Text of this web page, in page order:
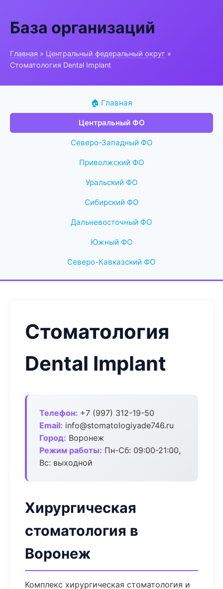
База организаций
Главная » Центральный федеральный округ »
Стоматология Dental Implant
🏠 Главная
Центральный ФО
Северо-Западный ФО
Приволжский ФО
Уральский ФО
Сибирский ФО
Дальневосточный ФО
Южный ФО
Северо-Кавказский ФО
Стоматология
Dental Implant
Телефон: +7 (997) 312-19-50
Email: info@stomatologiyade746.ru
Город: Воронеж
Режим работы: Пн-Сб: 09:00-21:00,
Вс: выходной
Хирургическая
стоматология в
Воронеж
Комплекс хирургическая стоматология и